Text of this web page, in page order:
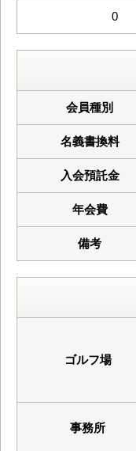
0
会員種別
名義書換料
入会預託金
年会費
備考
ゴルフ場
事務所